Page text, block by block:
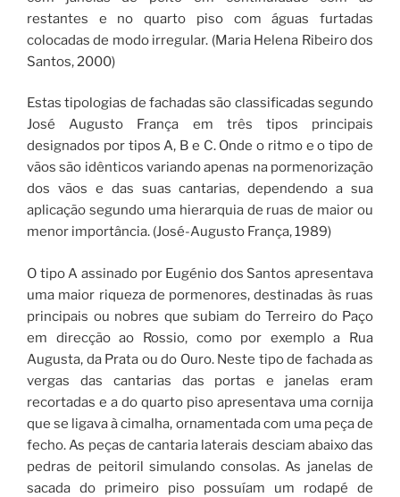
restantes e no quarto piso com águas furtadas
colocadas de modo irregular. (Maria Helena Ribeiro dos
Santos, 2000)
Estas tipologias de fachadas são classificadas segundo
José Augusto França em três tipos principais
designados por tipos A, B e C. Onde o ritmo e o tipo de
vãos são idênticos variando apenas na pormenorização
dos vãos e das suas cantarias, dependendo a sua
aplicação segundo uma hierarquia de ruas de maior ou
menor importância. (José-Augusto França, 1989)
O tipo A assinado por Eugénio dos Santos apresentava
uma maior riqueza de pormenores, destinadas às ruas
principais ou nobres que subiam do Terreiro do Paço
em direcção ao Rossio, como por exemplo a Rua
Augusta, da Prata ou do Ouro. Neste tipo de fachada as
vergas das cantarias das portas e janelas eram
recortadas e a do quarto piso apresentava uma cornija
que se ligava à cimalha, ornamentada com uma peça de
fecho. As peças de cantaria laterais desciam abaixo das
pedras de peitoril simulando consolas. As janelas de
sacada do primeiro piso possuíam um rodapé de